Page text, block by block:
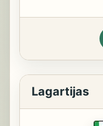
Lagartijas